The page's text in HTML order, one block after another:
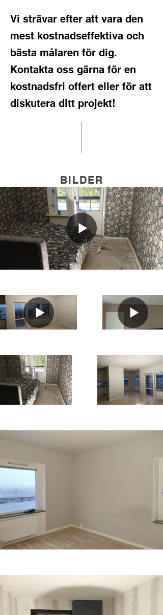
Vi strävar efter att vara den
mest kostnadseffektiva och
bästa målaren för dig.
Kontakta oss gärna för en
kostnadsfri offert eller för att
diskutera ditt projekt!
BILDER